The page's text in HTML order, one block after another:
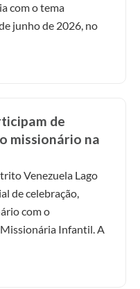
com o tema
junho de 2026, no
de
missionário na
Venezuela Lago
de celebração,
com o
Infantil. A